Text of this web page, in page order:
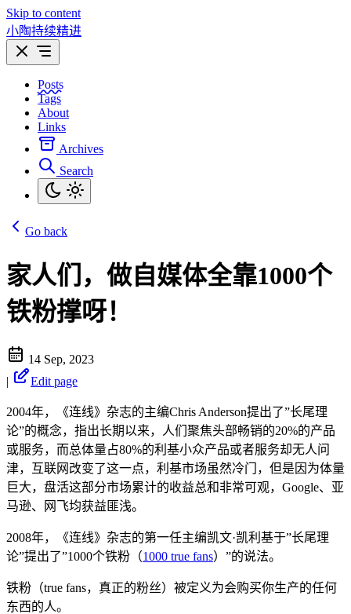
Skip to content
小陶持续精进
Posts
Tags
About
Links
Archives
Search
Go back
家人们，做自媒体全靠1000个
铁粉撑呀！
14 Sep, 2023
|
Edit page
2004年，《连线》杂志的主编Chris Anderson提出了”长尾理
论”的概念，指出长期以来，人们聚焦头部畅销的20%的产品
或服务，而总体量占80%的利基小众产品或者服务却无人问
津，互联网改变了这一点，利基市场虽然冷门，但是因为体量
巨大，盘活这部分市场累计的收益总和非常可观，Google、亚
马逊、网飞均获益匪浅。
2008年，《连线》杂志的第一任主编凯文·凯利基于”长尾理
论”提出了”1000个铁粉（1000 true fans）”的说法。
铁粉（true fans，真正的粉丝）被定义为会购买你生产的任何
东西的人。